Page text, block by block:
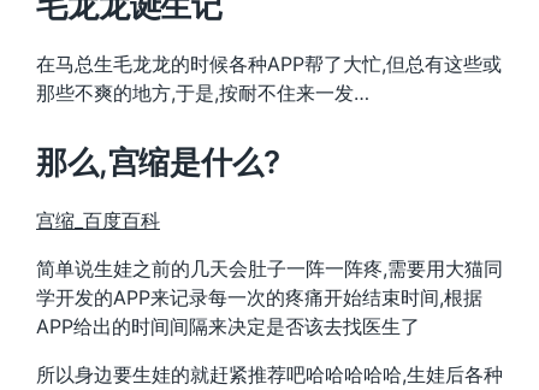
在马总生毛龙龙的时候各种APP帮了大忙,但总有这些或
那些不爽的地方,于是,按耐不住来一发…
那么,宫缩是什么?
宫缩_百度百科
简单说生娃之前的几天会肚子一阵一阵疼,需要用大猫同
学开发的APP来记录每一次的疼痛开始结束时间,根据
APP给出的时间间隔来决定是否该去找医生了
所以身边要生娃的就赶紧推荐吧哈哈哈哈哈,生娃后各种